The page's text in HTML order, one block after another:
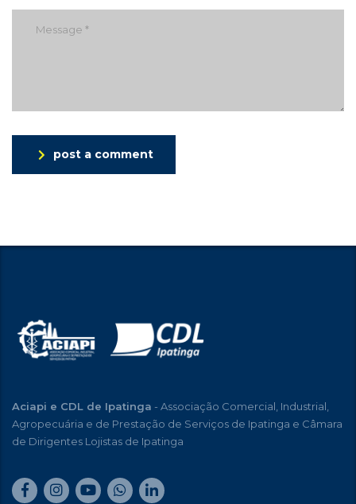
post a comment
Aciapi e CDL de Ipatinga - Associação Comercial, Industrial,
Agropecuária e de Prestação de Serviços de Ipatinga e Câmara
de Dirigentes Lojistas de Ipatinga